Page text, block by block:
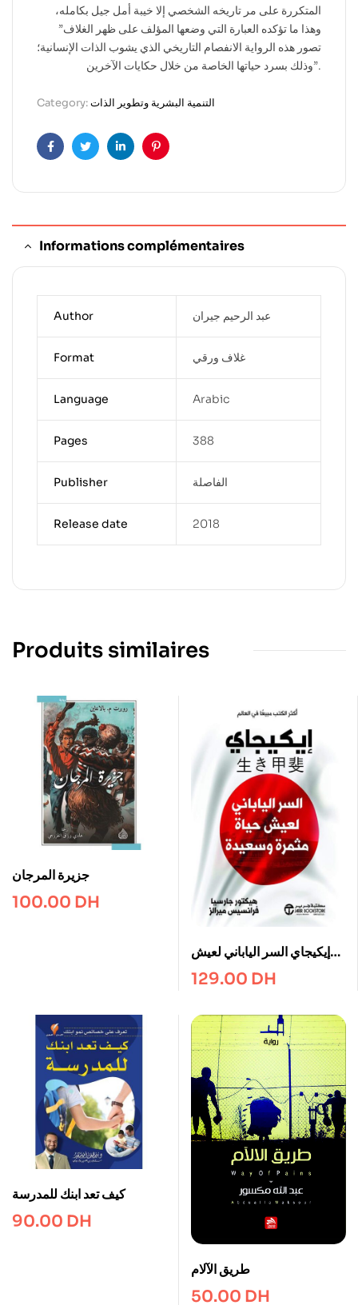
المتكررة على مر تاريخه الشخصي إلا خيبة أمل جيل بكامله،
وهذا ما تؤكده العبارة التي وضعها المؤلف على ظهر الغلاف”
تصور هذه الرواية الانفصام التاريخي الذي يشوب الذات الإنسانية؛
وذلك بسرد حياتها الخاصة من خلال حكايات الآخرين”.
Category:التنمية البشرية وتطوير الذات
FacebookTwitterLinkedinPinterest
Informations complémentaires
Author عبد الرحيم جيران
Format غلاف ورقي
Language Arabic
Pages 388
Publisher الفاصلة
Release date 2018
Produits similaires
جزيرة المرجان
100.00 DH
إيكيجاي السر الياباني لعيش
حياة مثمرة وسعيدة
129.00 DH
كيف تعد ابنك للمدرسة
90.00 DH
طريق الآلام
50.00 DH